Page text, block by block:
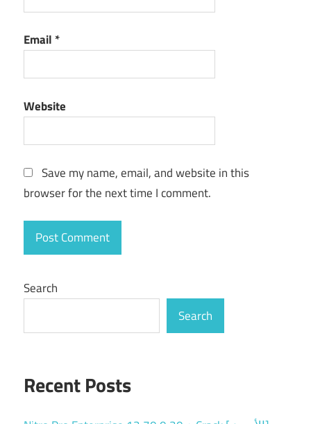
Email *
Website
Save my name, email, and website in this
browser for the next time I comment.
Search
Search
Recent Posts